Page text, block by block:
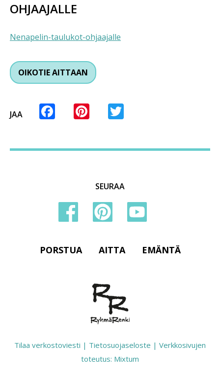
OHJAAJALLE
Nenapelin-taulukot-ohjaajalle
OIKOTIE AITTAAN
JAA Facebook
Pinterest
SEURAA
PORSTUA AITTA EMÄNTÄ
Tilaa verkostoviesti | Tietosuojaseloste | Verkkosivujen
toteutus: Mixtum